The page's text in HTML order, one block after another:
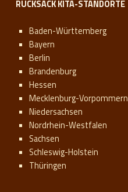
RUCKSACK KITA-STANDORTE
Baden-Württemberg
Bayern
Berlin
Brandenburg
Hessen
Mecklenburg-Vorpommern
Niedersachsen
Nordrhein-Westfalen
Sachsen
Schleswig-Holstein
Thüringen